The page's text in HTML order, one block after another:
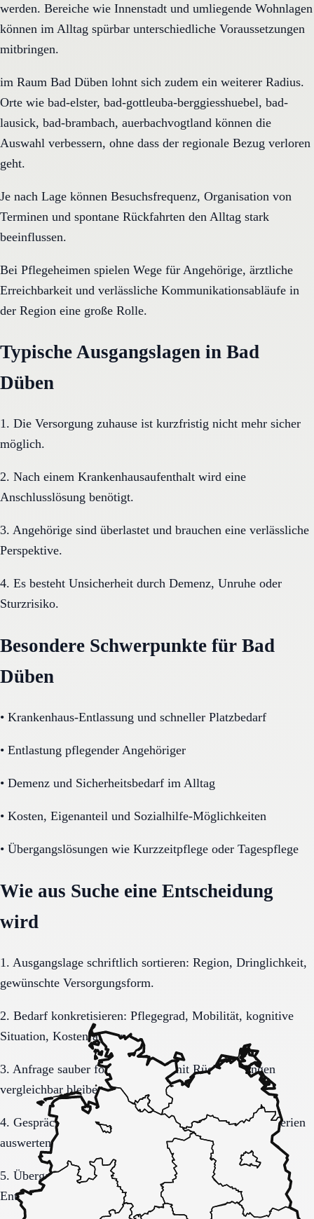
werden. Bereiche wie Innenstadt und umliegende Wohnlagen
können im Alltag spürbar unterschiedliche Voraussetzungen
mitbringen.
im Raum Bad Düben lohnt sich zudem ein weiterer Radius.
Orte wie bad-elster, bad-gottleuba-berggiesshuebel, bad-
lausick, bad-brambach, auerbachvogtland können die
Auswahl verbessern, ohne dass der regionale Bezug verloren
geht.
Je nach Lage können Besuchsfrequenz, Organisation von
Terminen und spontane Rückfahrten den Alltag stark
beeinflussen.
Bei Pflegeheimen spielen Wege für Angehörige, ärztliche
Erreichbarkeit und verlässliche Kommunikationsabläufe in
der Region eine große Rolle.
Typische Ausgangslagen in Bad
Düben
1. Die Versorgung zuhause ist kurzfristig nicht mehr sicher
möglich.
2. Nach einem Krankenhausaufenthalt wird eine
Anschlusslösung benötigt.
3. Angehörige sind überlastet und brauchen eine verlässliche
Perspektive.
4. Es besteht Unsicherheit durch Demenz, Unruhe oder
Sturzrisiko.
Besondere Schwerpunkte für Bad
Düben
• Krankenhaus-Entlassung und schneller Platzbedarf
• Entlastung pflegender Angehöriger
• Demenz und Sicherheitsbedarf im Alltag
• Kosten, Eigenanteil und Sozialhilfe-Möglichkeiten
• Übergangslösungen wie Kurzzeitpflege oder Tagespflege
Wie aus Suche eine Entscheidung
wird
1. Ausgangslage schriftlich sortieren: Region, Dringlichkeit,
gewünschte Versorgungsform.
2. Bedarf konkretisieren: Pflegegrad, Mobilität, kognitive
Situation, Kostenrahmen.
3. Anfrage sauber formulieren, damit Rückmeldungen
vergleichbar bleiben.
4. Gespräche und Besichtigungen mit festen Muss-Kriterien
auswerten.
5. Übergang, Kommunikation und Kosten vor der
Entscheidung vollständig klären.